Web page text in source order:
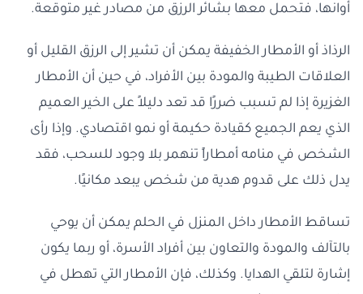
أوانها، فتحمل معها بشائر الرزق من مصادر غير متوقعة.
الرذاذ أو الأمطار الخفيفة يمكن أن تشير إلى الرزق القليل أو
العلاقات الطيبة والمودة بين الأفراد، في حين أن الأمطار
الغزيرة إذا لم تسبب ضررًا قد تعد دليلاً على الخير العميم
الذي يعم الجميع كقيادة حكيمة أو نمو اقتصادي. وإذا رأى
الشخص في منامه أمطاراً تنهمر بلا وجود للسحب، فقد
يدل ذلك على قدوم هدية من شخص يبعد مكانيًا.
تساقط الأمطار داخل المنزل في الحلم يمكن أن يوحي
بالتآلف والمودة والتعاون بين أفراد الأسرة، أو ربما يكون
إشارة لتلقي الهدايا. وكذلك، فإن الأمطار التي تهطل في